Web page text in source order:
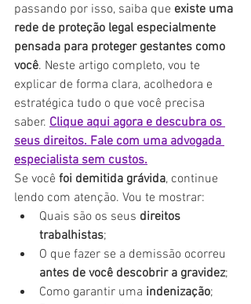
passando por isso, saiba que existe uma
rede de proteção legal especialmente
pensada para proteger gestantes como
você. Neste artigo completo, vou te
explicar de forma clara, acolhedora e
estratégica tudo o que você precisa
saber. Clique aqui agora e descubra os
seus direitos. Fale com uma advogada
especialista sem custos.
Se você foi demitida grávida, continue
lendo com atenção. Vou te mostrar:
Quais são os seus direitos
trabalhistas;
O que fazer se a demissão ocorreu
antes de você descobrir a gravidez;
Como garantir uma indenização;